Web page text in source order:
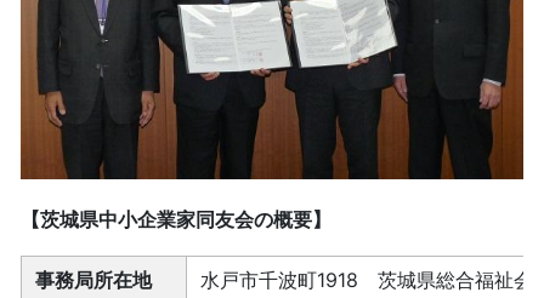
【茨城県中小企業家同友会の概要】
事務局所在地 水戸市千波町1918 茨城県総合福祉